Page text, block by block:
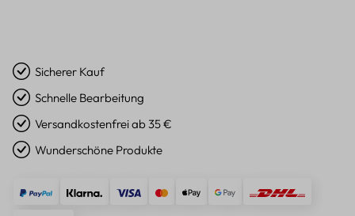
Sicherer Kauf
Schnelle Bearbeitung
Versandkostenfrei ab 35 €
Wunderschöne Produkte